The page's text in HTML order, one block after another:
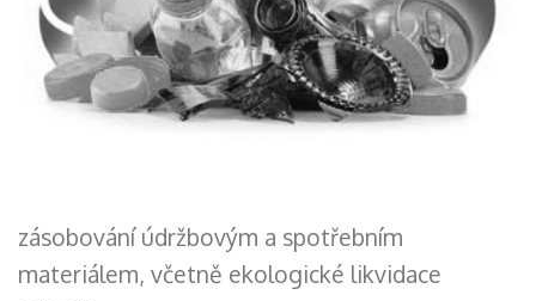
zásobování údržbovým a spotřebním
materiálem, včetně ekologické likvidace